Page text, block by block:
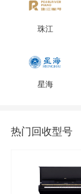
珠江
星海
热门回收型号